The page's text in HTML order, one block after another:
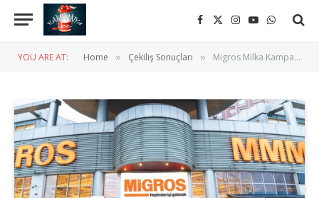
Facebook
X
Instagram
YouTube
WhatsApp
YOU ARE AT: Home » Çekiliş Sonuçları » Migros Milka Kampanyası Çekiliş Sonuçları